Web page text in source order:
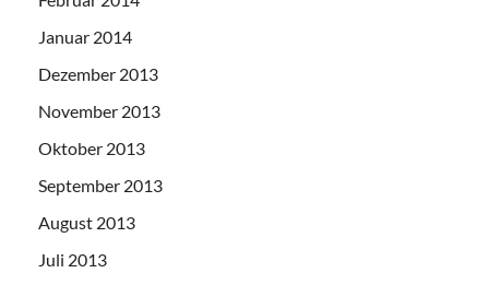
Januar 2014
Dezember 2013
November 2013
Oktober 2013
September 2013
August 2013
Juli 2013